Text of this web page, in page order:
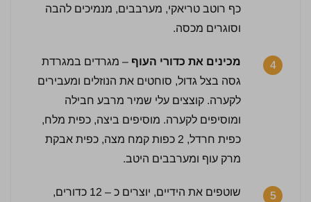
כף רוטב טריאקי, מערבבים, מנמיכים להבה
וסוגרים מכסה.
4 מכינים את כדורי העוף – מגרדים במגרדת
גסה בצל גדול, סוחטים את הנוזלים ומעבירים
לקערה. קוצצים עלי שמיר מרבע חבילה
ומוסיפים לקערה. מוסיפים ביצה, כפית מלח,
כפית חרדל, 2 כפות קמח מצה, כפית אבקת
מרק עוף ומערבבים היטב.
5
שוטפים את הידיים, יוצרים כ – 12 כדורים,
לחץ כדי לדרג: